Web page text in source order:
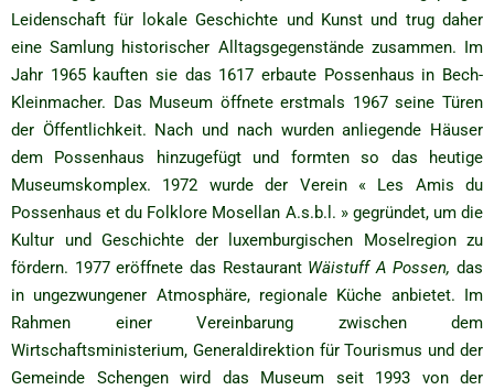
Leidenschaft für lokale Geschichte und Kunst und trug daher
eine Samlung historischer Alltagsgegenstände zusammen. Im
Jahr 1965 kauften sie das 1617 erbaute Possenhaus in Bech-
Kleinmacher. Das Museum öffnete erstmals 1967 seine Türen
der Öffentlichkeit. Nach und nach wurden anliegende Häuser
dem Possenhaus hinzugefügt und formten so das heutige
Museumskomplex. 1972 wurde der Verein « Les Amis du
Possenhaus et du Folklore Mosellan A.s.b.l. » gegründet, um die
Kultur und Geschichte der luxemburgischen Moselregion zu
fördern. 1977 eröffnete das Restaurant Wäistuff A Possen, das
in ungezwungener Atmosphäre, regionale Küche anbietet. Im
Rahmen einer Vereinbarung zwischen dem
Wirtschaftsministerium, Generaldirektion für Tourismus und der
Gemeinde Schengen wird das Museum seit 1993 von der